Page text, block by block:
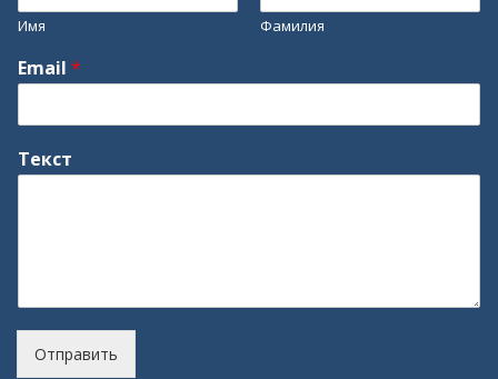
Имя Фамилия
Email *
Текст
Отправить